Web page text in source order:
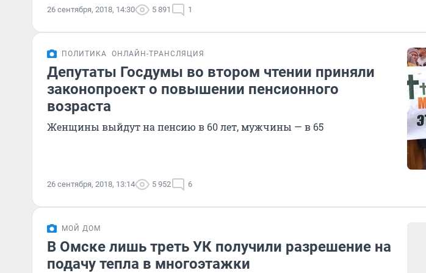
26 сентября, 2018, 14:30 5 891 1
ПОЛИТИКА ОНЛАЙН-ТРАНСЛЯЦИЯ
Депутаты Госдумы во втором чтении приняли
законопроект о повышении пенсионного
возраста
Женщины выйдут на пенсию в 60 лет, мужчины — в 65
26 сентября, 2018, 13:14 5 952 6
МОЙ ДОМ
В Омске лишь треть УК получили разрешение на
подачу тепла в многоэтажки